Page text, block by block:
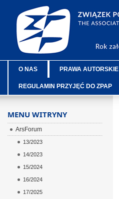
O NAS PRAWA AUTORSKIE
REGULAMIN PRZYJĘĆ DO ZPAP
MENU WITRYNY
ArsForum
13/2023
14/2023
15/2024
16/2024
17/2025